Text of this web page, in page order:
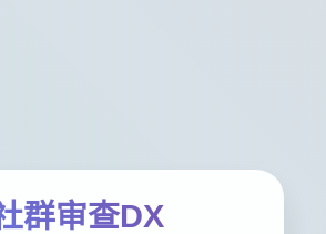
群审查DX